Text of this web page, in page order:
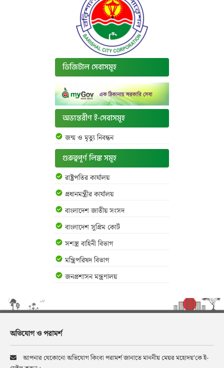
ডিজিটাল সেবাসমূহ
অভ্যন্তরীণ ই-সেবাসমূহ
জন্ম ও মৃত্যু নিবন্ধন
গুরুত্বপূর্ণ লিঙ্ক সমূহ
রাষ্ট্রপতির কার্যালয়
প্রধানমন্ত্রীর কার্যালয়
বাংলাদেশ জাতীয় সংসদ
বাংলাদেশ সুপ্রিম কোর্ট
সশস্ত্র বাহিনী বিভাগ
মন্ত্রিপরিষদ বিভাগ
জনপ্রশাসন মন্ত্রণালয়
অভিযোগ ও পরামর্শ
আপনার যেকোনো অভিযোগ কিংবা পরামর্শ জানাতে মাননীয় মেয়র মহোদয়’কে ই-